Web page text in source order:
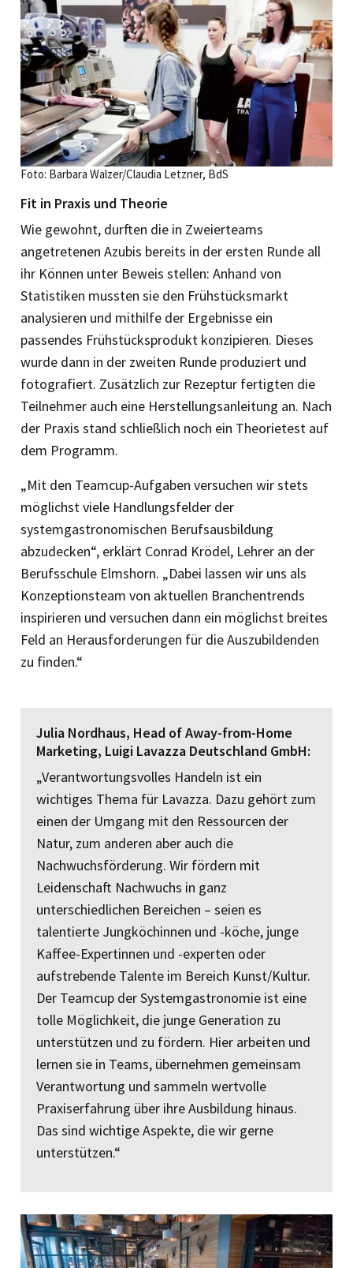
Foto: Barbara Walzer/Claudia Letzner, BdS
Fit in Praxis und Theorie
Wie gewohnt, durften die in Zweierteams
angetretenen Azubis bereits in der ersten Runde all
ihr Können unter Beweis stellen: Anhand von
Statistiken mussten sie den Frühstücksmarkt
analysieren und mithilfe der Ergebnisse ein
passendes Frühstücksprodukt konzipieren. Dieses
wurde dann in der zweiten Runde produziert und
fotografiert. Zusätzlich zur Rezeptur fertigten die
Teilnehmer auch eine Herstellungs­anleitung an. Nach
der Praxis stand schließlich noch ein Theorietest auf
dem Programm.
„Mit den Teamcup-Aufgaben versuchen wir stets
möglichst viele Handlungsfelder der
systemgastronomischen Berufsausbildung
abzudecken“, erklärt Conrad Krödel, Lehrer an der
Berufsschule Elmshorn. „Dabei lassen wir uns als
Konzeptionsteam von aktuellen Branchentrends
inspirieren und versuchen dann ein möglichst breites
Feld an Herausforderungen für die Auszubildenden
zu finden.“
Julia Nordhaus, Head of Away-from-Home
Marketing, Luigi Lavazza Deutschland GmbH:
„Verantwortungsvolles Handeln ist ein
wichtiges Thema für Lavazza. Dazu gehört zum
einen der Umgang mit den Ressourcen der
Natur, zum anderen aber auch die
Nachwuchsförderung. Wir fördern mit
Leidenschaft Nachwuchs in ganz
unterschiedlichen Bereichen – seien es
talentierte Jungköchinnen und -köche, junge
Kaffee-Expertinnen und -experten oder
aufstrebende Talente im Bereich Kunst/Kultur.
Der Teamcup der Systemgastronomie ist eine
tolle Möglichkeit, die junge Generation zu
unterstützen und zu fördern. Hier arbeiten und
lernen sie in Teams, übernehmen gemeinsam
Verantwortung und sammeln wertvolle
Praxiserfahrung über ihre Ausbildung hinaus.
Das sind wichtige Aspekte, die wir gerne
unterstützen.“